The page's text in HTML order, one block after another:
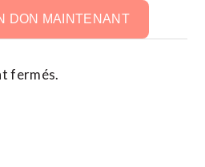
DON MAINTENANT
fermés.